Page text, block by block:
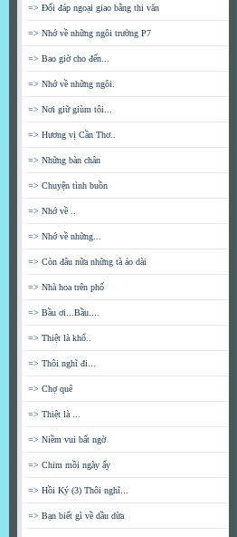
=> Đối đáp ngoại giao bằng thi văn
=> Nhớ về những ngôi trường P7
=> Bao giờ cho đến...
=> Nhớ về những ngôi.
=> Nơi giữ giùm tôi...
=> Hương vị Cần Thơ..
=> Những bàn chân
=> Chuyện tình buồn
=> Nhớ về ..
=> Nhớ về những...
=> Còn đâu nữa những tà áo dài
=> Nhà hoa trên phố
=> Bầu ơi...Bầu....
=> Thiệt là khổ..
=> Thôi nghĩ đi...
=> Chợ quê
=> Thiệt là ...
=> Niềm vui bất ngờ
=> Chim mồi ngày ấy
=> Hồi Ký (3) Thôi nghĩ...
=> Bạn biết gì về dầu dừa